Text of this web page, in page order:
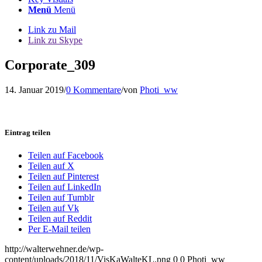
Menü Menü
Link zu Mail
Link zu Skype
Corporate_309
14. Januar 2019/0 Kommentare/von Photi_ww
Eintrag teilen
Teilen auf Facebook
Teilen auf X
Teilen auf Pinterest
Teilen auf LinkedIn
Teilen auf Tumblr
Teilen auf Vk
Teilen auf Reddit
Per E-Mail teilen
http://walterwehner.de/wp-
content/uploads/2018/11/VisKaWalteKL.png 0 0 Photi_ww